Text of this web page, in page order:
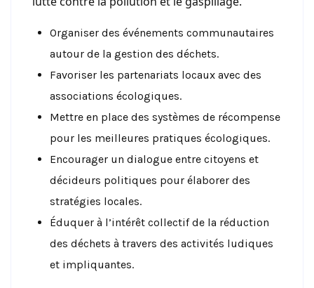
Organiser des événements communautaires
autour de la gestion des déchets.
Favoriser les partenariats locaux avec des
associations écologiques.
Mettre en place des systèmes de récompense
pour les meilleures pratiques écologiques.
Encourager un dialogue entre citoyens et
décideurs politiques pour élaborer des
stratégies locales.
Éduquer à l’intérêt collectif de la réduction
des déchets à travers des activités ludiques
et impliquantes.